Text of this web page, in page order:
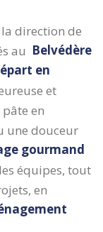
direction de
au Belvédère
en
et
en
une douceur
gourmand
équipes, tout
en